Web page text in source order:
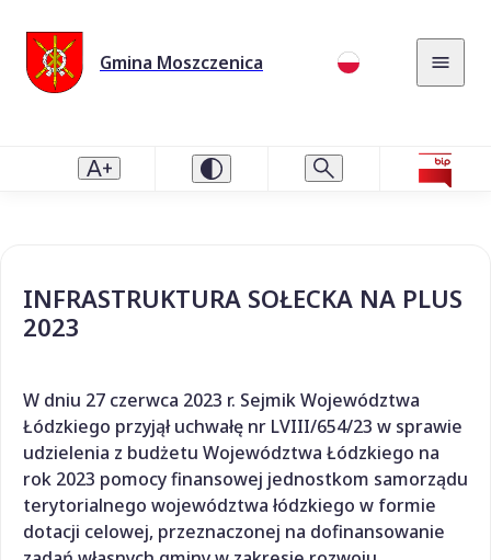
Gmina Moszczenica
INFRASTRUKTURA SOŁECKA NA PLUS
2023
W dniu 27 czerwca 2023 r. Sejmik Województwa
Łódzkiego przyjął uchwałę nr LVIII/654/23 w sprawie
udzielenia z budżetu Województwa Łódzkiego na
rok 2023 pomocy finansowej jednostkom samorządu
terytorialnego województwa łódzkiego w formie
dotacji celowej, przeznaczonej na dofinansowanie